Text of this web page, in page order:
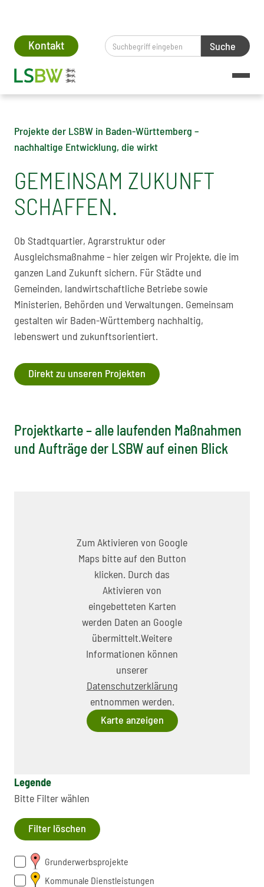
springen
Kontakt
Home Projekte
Projekte der LSBW in Baden-Württemberg –
nachhaltige Entwicklung, die wirkt
GEMEINSAM ZUKUNFT
SCHAFFEN.
Ob Stadtquartier, Agrarstruktur oder
Ausgleichsmaßnahme – hier zeigen wir Projekte, die im
ganzen Land Zukunft sichern. Für Städte und
Gemeinden, landwirtschaftliche Betriebe sowie
Ministerien, Behörden und Verwaltungen. Gemeinsam
gestalten wir Baden-Württemberg nachhaltig,
lebenswert und zukunftsorientiert.
Direkt zu unseren Projekten
Projektkarte – alle laufenden Maßnahmen
und Aufträge der LSBW auf einen Blick
Zum Aktivieren von Google
Maps bitte auf den Button
klicken. Durch das
Aktivieren von
eingebetteten Karten
werden Daten an Google
übermittelt.Weitere
Informationen können
unserer
Datenschutzerklärung
entnommen werden.
Karte anzeigen
Legende
Bitte Filter wählen
Filter löschen
Grunderwerbsprojekte
Kommunale Dienstleistungen